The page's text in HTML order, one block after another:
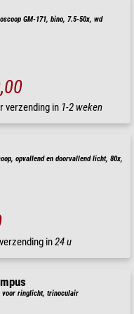
GM-171, bino, 7.5-50x, wd
verzending in 1-2 weken
opvallend en doorvallend licht, 80x,
in24 u
voor ringlicht, trinoculair